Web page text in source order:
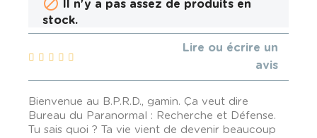
 Il n'y a pas assez de produits en
stock.
Lire ou écrire un
avis
Bienvenue au B.P.R.D., gamin. Ça veut dire
Bureau du Paranormal : Recherche et Défense.
Tu sais quoi ? Ta vie vient de devenir beaucoup